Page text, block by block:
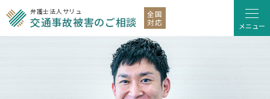
弁護士法人サリュ
交通事故被害のご相談
全国
対応
メニュー